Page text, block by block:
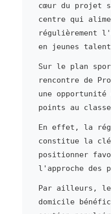
cœur du projet
centre qui
régulièrement
en jeunes
Sur le plan
rencontre de
une opportunité
points au
En effet, la
constitue la
positionner
l'approche des
Par ailleurs,
domicile